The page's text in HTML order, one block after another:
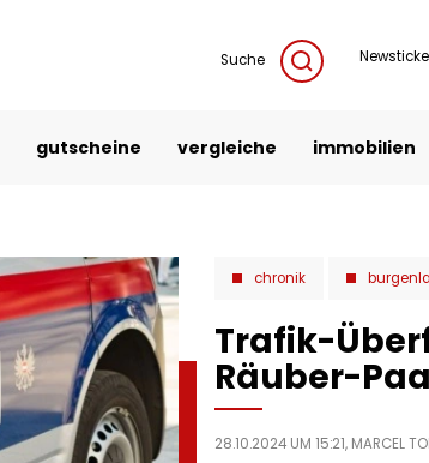
Suche
gutscheine vergleiche immobilien
chronik
Trafik-
Räuber-
28.10.2024 UM 15:21, MARCEL